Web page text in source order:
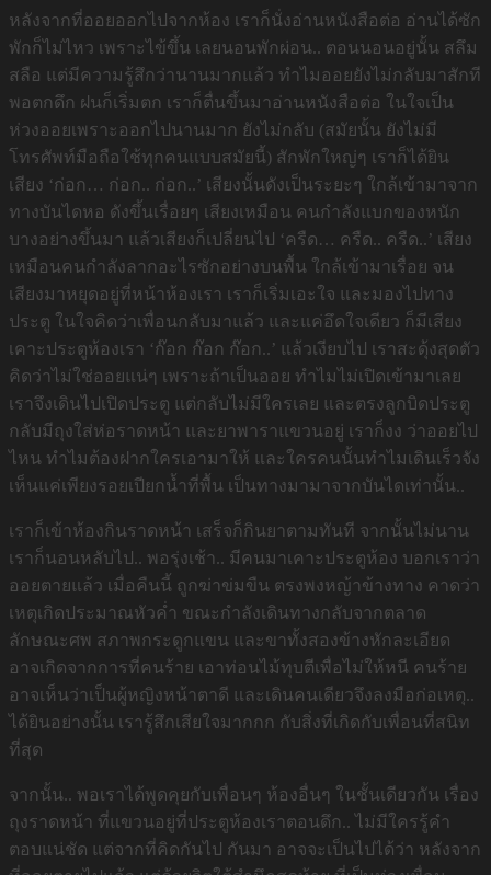
หลังจากที่ออยออกไปจากห้อง เราก็นั่งอ่านหนังสือต่อ อ่านได้ซัก
พักก็ไม่ไหว เพราะไข้ขึ้น เลยนอนพักผ่อน.. ตอนนอนอยู่นั้น สลึม
สลือ แต่มีความรู้สึกว่านานมากแล้ว ทำไมออยยังไม่กลับมาสักที
พอตกดึก ฝนก็เริ่มตก เราก็ตื่นขึ้นมาอ่านหนังสือต่อ ในใจเป็น
ห่วงออยเพราะออกไปนานมาก ยังไม่กลับ (สมัยนั้น ยังไม่มี
โทรศัพท์มือถือใช้ทุกคนแบบสมัยนี้) สักพักใหญ่ๆ เราก็ได้ยิน
เสียง ‘ก่อก… ก่อก.. ก่อก..’ เสียงนั้นดังเป็นระยะๆ ใกล้เข้ามาจาก
ทางบันไดหอ ดังขึ้นเรื่อยๆ เสียงเหมือน คนกำลังแบกของหนัก
บางอย่างขึ้นมา แล้วเสียงก็เปลี่ยนไป ‘ครืด… ครืด.. ครืด..’ เสียง
เหมือนคนกำลังลากอะไรซักอย่างบนพื้น ใกล้เข้ามาเรื่อย จน
เสียงมาหยุดอยู่ที่หน้าห้องเรา เราก็เริ่มเอะใจ และมองไปทาง
ประตู ในใจคิดว่าเพื่อนกลับมาแล้ว และแค่อึดใจเดียว ก็มีเสียง
เคาะประตูห้องเรา ‘ก๊อก ก๊อก ก๊อก..’ แล้วเงียบไป เราสะดุ้งสุดตัว
คิดว่าไม่ใช่ออยแน่ๆ เพราะถ้าเป็นออย ทำไมไม่เปิดเข้ามาเลย
เราจึงเดินไปเปิดประตู แต่กลับไม่มีใครเลย และตรงลูกบิดประตู
กลับมีถุงใส่ห่อราดหน้า และยาพาราแขวนอยู่ เราก็งง ว่าออยไป
ไหน ทำไมต้องฝากใครเอามาให้ และใครคนนั้นทำไมเดินเร็วจัง
เห็นแค่เพียงรอยเปียกน้ำที่พื้น เป็นทางมามาจากบันไดเท่านั้น..
เราก็เข้าห้องกินราดหน้า เสร็จก็กินยาตามทันที จากนั้นไม่นาน
เราก็นอนหลับไป.. พอรุ่งเช้า.. มีคนมาเคาะประตูห้อง บอกเราว่า
ออยตายแล้ว เมื่อคืนนี้ ถูกฆ่าข่มขืน ตรงพงหญ้าข้างทาง คาดว่า
เหตุเกิดประมาณหัวค่ำ ขณะกำลังเดินทางกลับจากตลาด
ลักษณะศพ สภาพกระดูกแขน และขาทั้งสองข้างหักละเอียด
อาจเกิดจากการที่คนร้าย เอาท่อนไม้ทุบตีเพื่อไม่ให้หนี คนร้าย
อาจเห็นว่าเป็นผู้หญิงหน้าตาดี และเดินคนเดียวจึงลงมือก่อเหตุ..
ได้ยินอย่างนั้น เรารู้สึกเสียใจมากกก กับสิ่งที่เกิดกับเพื่อนที่สนิท
ที่สุด
จากนั้น.. พอเราได้พูดคุยกับเพื่อนๆ ห้องอื่นๆ ในชั้นเดียวกัน เรื่อง
ถุงราดหน้า ที่แขวนอยู่ที่ประตูห้องเราตอนดึก.. ไม่มีใครรู้คำ
ตอบแน่ชัด แต่จากที่คิดกันไป กันมา อาจจะเป็นไปได้ว่า หลังจาก